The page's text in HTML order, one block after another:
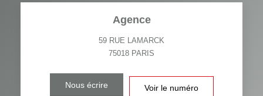
Agence
59 RUE LAMARCK
75018 PARIS
Nous écrire Voir le numéro